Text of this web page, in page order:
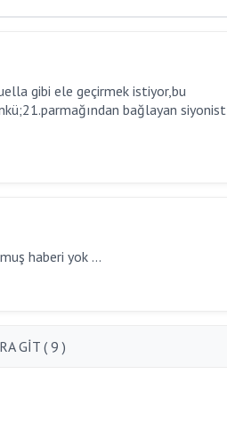
gibi ele geçirmek istiyor,bu
bağlayan siyonist
haberi yok ...
GİT ( 9 )